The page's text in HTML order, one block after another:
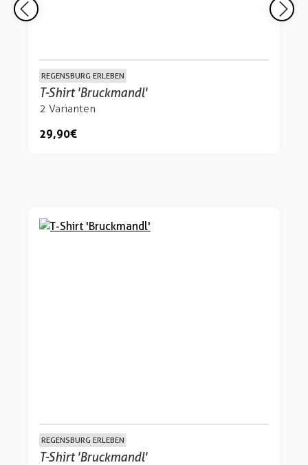
REGENSBURG ERLEBEN
T-Shirt 'Bruckmandl'
2 Varianten
29,90 €
REGENSBURG ERLEBEN
T-Shirt 'Bruckmandl'